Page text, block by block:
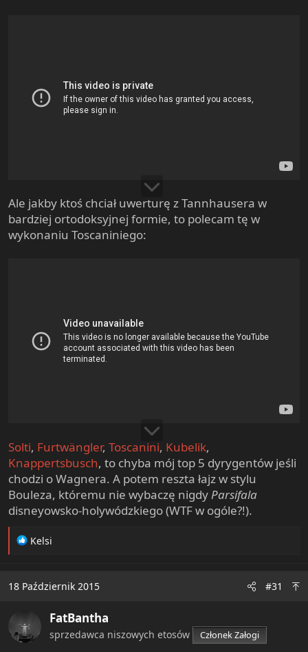
Ale jakby ktoś chciał uwerturę z Tannhausera w
bardziej ortodoksyjnej formie, to polecam tę w
wykonaniu Toscaniniego:
Solti, Furtwängler, Toscanini, Kubelik,
Knappertsbusch, to chyba mój top 5 dyrygentów jeśli
chodzi o Wagnera. A potem reszta łajz w stylu
Bouleza, któremu nie wybaczę nigdy Parsifala
disneyowsko-holywódzkiego (WTF w ogóle?!).
R
t
n
s
Kelsi
18 Październik 2015 #31
FatBantha
sprzedawca niszowych etosów Członek Załogi